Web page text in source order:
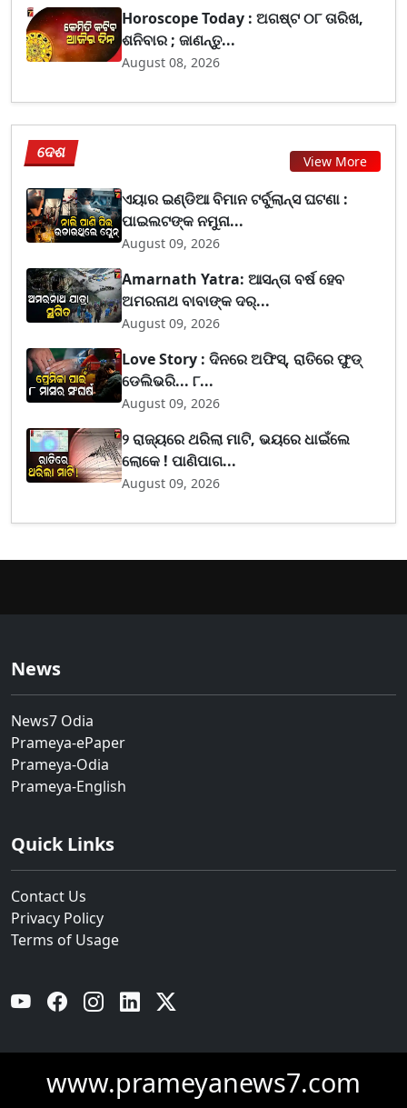
Horoscope Today : ଅଗଷ୍ଟ ୦୮ ତାରିଖ,
ଶନିବାର ; ଜାଣନ୍ତୁ...
August 08, 2026
ଦେଶ View More
ଏୟାର ଇଣ୍ଡିଆ ବିମାନ ଟର୍ବୁଲାନ୍ସ ଘଟଣା :
ପାଇଲଟଙ୍କ ନମୁନା...
August 09, 2026
Amarnath Yatra: ଆସନ୍ତା ବର୍ଷ ହେବ
ଅମରନାଥ ବାବାଙ୍କ ଦର୍...
August 09, 2026
Love Story : ଦିନରେ ଅଫିସ୍, ରାତିରେ ଫୁଡ୍
ଡେଲିଭରି... ୮...
August 09, 2026
୨ ରାଜ୍ୟରେ ଥରିଲା ମାଟି, ଭୟରେ ଧାଇଁଲେ
ଲୋକେ ! ପାଣିପାଗ...
August 09, 2026
News
News7 Odia
Prameya-ePaper
Prameya-Odia
Prameya-English
Quick Links
Contact Us
Privacy Policy
Terms of Usage
YouTube Facebook Instagram Linkedin
www.prameyanews7.com